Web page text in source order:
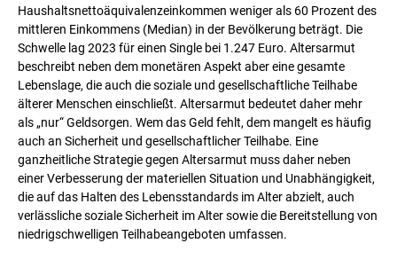
Haushaltsnettoäquivalenzeinkommen weniger als 60 Prozent des
mittleren Einkommens (Median) in der Bevölkerung beträgt. Die
Schwelle lag 2023 für einen Single bei 1.247 Euro. Altersarmut
beschreibt neben dem monetären Aspekt aber eine gesamte
Lebenslage, die auch die soziale und gesellschaftliche Teilhabe
älterer Menschen einschließt. Altersarmut bedeutet daher mehr
als „nur“ Geldsorgen. Wem das Geld fehlt, dem mangelt es häufig
auch an Sicherheit und gesellschaftlicher Teilhabe. Eine
ganzheitliche Strategie gegen Altersarmut muss daher neben
einer Verbesserung der materiellen Situation und Unabhängigkeit,
die auf das Halten des Lebensstandards im Alter abzielt, auch
verlässliche soziale Sicherheit im Alter sowie die Bereitstellung von
niedrigschwelligen Teilhabeangeboten umfassen.